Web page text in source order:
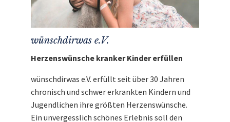
wünschdirwas e.V.
Herzenswünsche kranker Kinder erfüllen
wünschdirwas e.V. erfüllt seit über 30 Jahren
chronisch und schwer erkrankten Kindern und
Jugendlichen ihre größten Herzenswünsche.
Ein unvergesslich schönes Erlebnis soll den